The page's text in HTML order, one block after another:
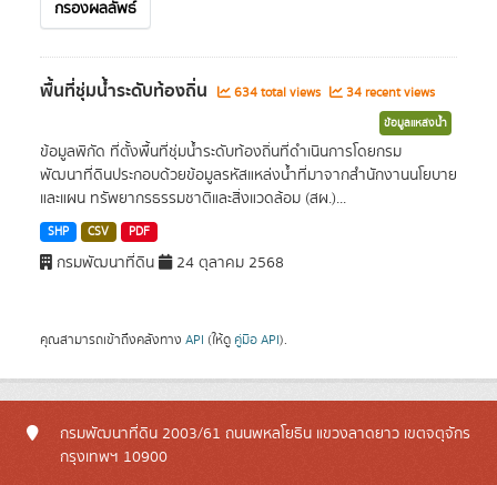
กรองผลลัพธ์
พื้นที่ชุ่มน้ำระดับท้องถิ่น 634 total views 34 recent views
ข้อมูลแหล่งน้ำ
ข้อมูลพิกัด ที่ตั้งพื้นที่ชุ่มน้ำระดับท้องถิ่นที่ดำเนินการโดยกรม
พัฒนาที่ดินประกอบด้วยข้อมูลรหัสแหล่งน้ำที่มาจากสำนักงานนโยบาย
และแผน ทรัพยากรธรรมชาติและสิ่งแวดล้อม (สผ.)...
SHP CSV PDF
กรมพัฒนาที่ดิน 24 ตุลาคม 2568
คุณสามารถเข้าถึงคลังทาง API (ให้ดู คู่มือ API).
กรมพัฒนาที่ดิน 2003/61 ถนนพหลโยธิน แขวงลาดยาว เขตจตุจักร
กรุงเทพฯ 10900